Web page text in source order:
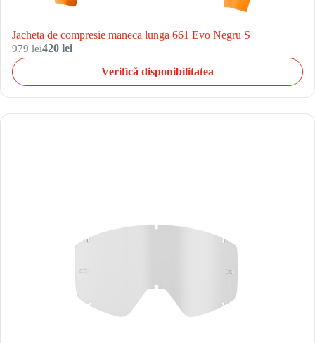
Jacheta de compresie maneca lunga 661 Evo Negru S
979 lei420 lei
Verifică disponibilitatea